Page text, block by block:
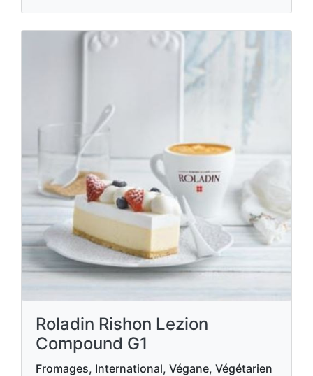
Roladin Rishon Lezion
Compound G1
Fromages, International, Végane, Végétarien